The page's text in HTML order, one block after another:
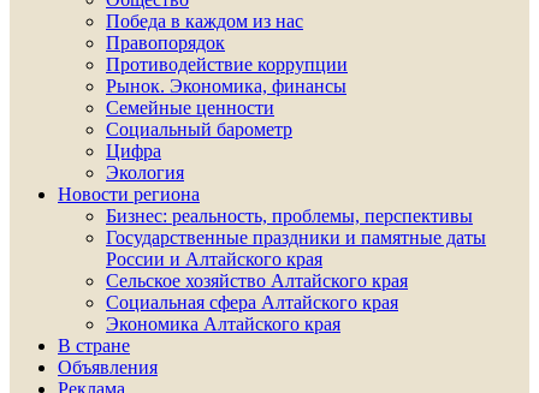
Победа в каждом из нас
Правопорядок
Противодействие коррупции
Рынок. Экономика, финансы
Семейные ценности
Социальный барометр
Цифра
Экология
Новости региона
Бизнес: реальность, проблемы, перспективы
Государственные праздники и памятные даты
России и Алтайского края
Сельское хозяйство Алтайского края
Социальная сфера Алтайского края
Экономика Алтайского края
В стране
Объявления
Реклама